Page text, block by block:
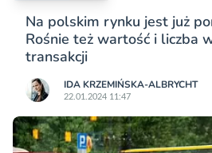
Na polskim rynku jest już
Rośnie też wartość i liczba
transakcji
IDA KRZEMIŃSKA-ALBRYCHT
22.01.2024 11:47